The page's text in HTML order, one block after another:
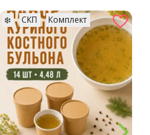
❄️ СКП Комплект